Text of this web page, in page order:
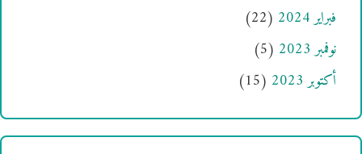
فبراير 2024
(22)
نوفمبر 2023
(5)
أكتوبر 2023
(15)